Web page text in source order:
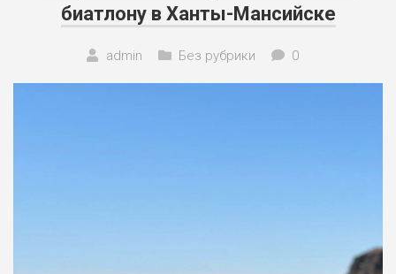
биатлону в Ханты-Мансийске
admin Без рубрики 0